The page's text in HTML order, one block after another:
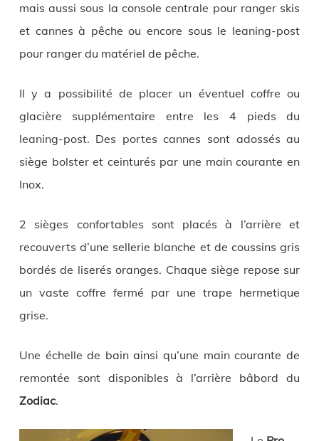
mais aussi sous la console centrale pour ranger skis
et cannes à pêche ou encore sous le leaning-post
pour ranger du matériel de pêche.
Il y a possibilité de placer un éventuel coffre ou
glacière supplémentaire entre les 4 pieds du
leaning-post. Des portes cannes sont adossés au
siège bolster et ceinturés par une main courante en
Inox.
2 sièges confortables sont placés à l’arrière et
recouverts d’une sellerie blanche et de coussins gris
bordés de liserés oranges. Chaque siège repose sur
un vaste coffre fermé par une trape hermetique
grise.
Une échelle de bain ainsi qu’une main courante de
remontée sont disponibles à l’arrière bâbord du
Zodiac.